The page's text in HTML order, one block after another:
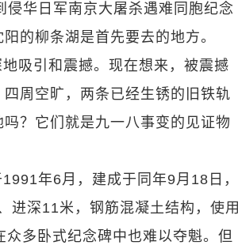
华日军南京大屠杀遇难同胞纪念
的柳条湖是首先要去的地方。
吸引和震撼。现在想来，被震撼
周空旷，两条已经生锈的旧铁轨
？它们就是九一八事变的见证物
年6月，建成于同年9月18日，
进深11米，钢筋混凝土结构，使用
多卧式纪念碑中也难以夺魁。但